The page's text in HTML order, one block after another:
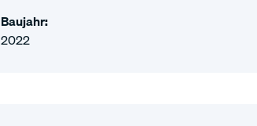
Baujahr:
2022